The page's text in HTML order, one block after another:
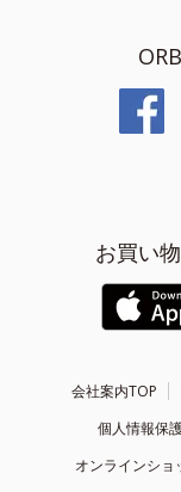
お買い
会社案内TOP
個人情報保
オンラインショ